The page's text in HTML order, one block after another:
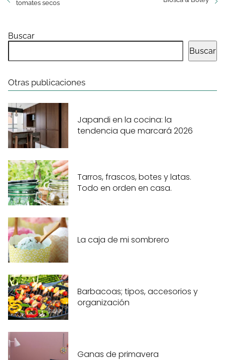
tomates secos
Buscar
Buscar
Otras publicaciones
Japandi en la cocina: la
tendencia que marcará 2026
Tarros, frascos, botes y latas.
Todo en orden en casa.
La caja de mi sombrero
Barbacoas; tipos, accesorios y
organización
Ganas de primavera